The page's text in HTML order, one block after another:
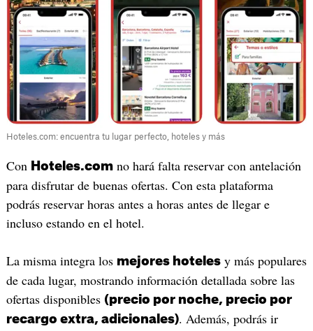
Hoteles.com: encuentra tu lugar perfecto, hoteles y más
Con Hoteles.comno hará falta reservar con antelación
para disfrutar de buenas ofertas. Con esta plataforma
podrás reservar horas antes a horas antes de llegar e
incluso estando en el hotel.
La misma integra los mejores hotelesy más populares
de cada lugar, mostrando información detallada sobre las
ofertas disponibles (precio por noche, precio por
recargo extra, adicionales). Además, podrás ir